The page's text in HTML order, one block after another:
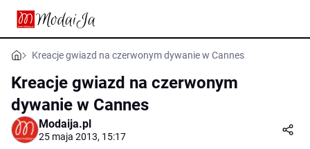
Kreacje gwiazd na czerwonym dywanie w Cannes
Kreacje gwiazd na czerwonym
dywanie w Cannes
Modaija.pl
25 maja 2013, 15:17